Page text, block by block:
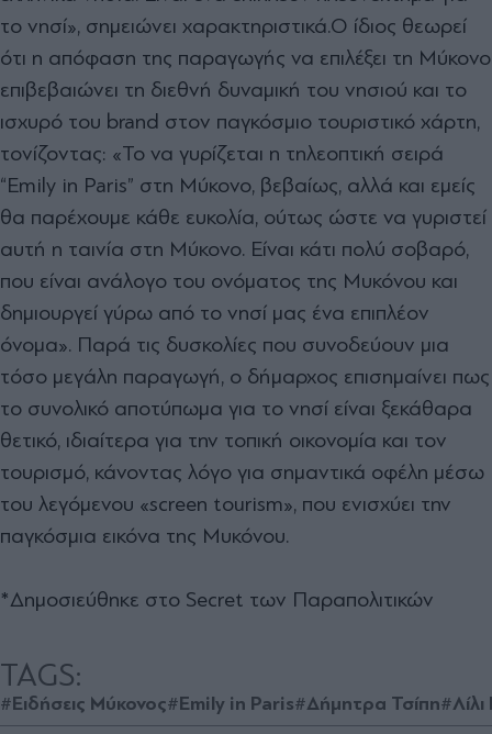
το νησί», σηµειώνει χαρακτηριστικά.Ο ίδιος θεωρεί
ότι η απόφαση της παραγωγής να επιλέξει τη Μύκονο
επιβεβαιώνει τη διεθνή δυναµική του νησιού και το
ισχυρό του brand στον παγκόσµιο τουριστικό χάρτη,
τονίζοντας: «Το να γυρίζεται η τηλεοπτική σειρά
“Emily in Paris” στη Μύκονο, βεβαίως, αλλά και εµείς
θα παρέχουµε κάθε ευκολία, ούτως ώστε να γυριστεί
αυτή η ταινία στη Μύκονο. Είναι κάτι πολύ σοβαρό,
που είναι ανάλογο του ονόµατος της Μυκόνου και
δηµιουργεί γύρω από το νησί µας ένα επιπλέον
όνοµα». Παρά τις δυσκολίες που συνοδεύουν µια
τόσο µεγάλη παραγωγή, ο δήµαρχος επισηµαίνει πως
το συνολικό αποτύπωµα για το νησί είναι ξεκάθαρα
θετικό, ιδιαίτερα για την τοπική οικονοµία και τον
τουρισµό, κάνοντας λόγο για σημαντικά οφέλη μέσω
του λεγόμενου «screen tourism», που ενισχύει την
παγκόσμια εικόνα της Μυκόνου.
*Δημοσιεύθηκε στο Secret των Παραπολιτικών
TAGS:
#Ειδήσεις Μύκονος#Emily in Paris#Δήμητρα Τσίπη#Λίλι